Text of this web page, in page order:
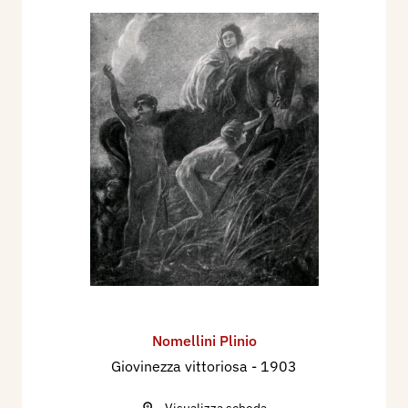
Nel 1924 partecipa alla XIV Esposizione
Internazionale d'Arte della Città di Venezia, con 8
Nel 1926 partecipa alla XV Esposizione
Internazionale d'Arte della Città di Venezia, con 3
Nel 1928 partecipa alla XVI Esposizione
Internazionale d'Arte della Città di Venezia, con
Nel 1930 partecipa alla quarta Mostra del
Sindacato Toscano a Firenze.
Internazionale d'Arte della Città di Venezia, con
due dipinti: La Rivoluzione Fascista, Pascoli sul
Nomellini Plinio
Giovinezza vittoriosa - 1903